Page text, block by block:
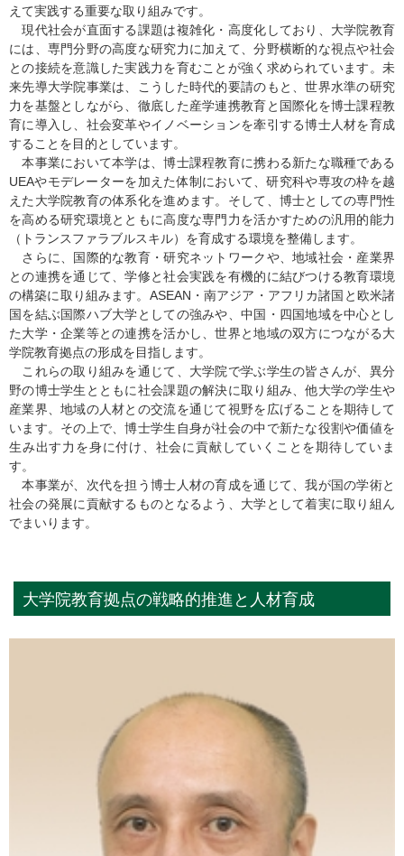
えて実践する重要な取り組みです。
現代社会が直面する課題は複雑化・高度化しており、大学院教育
には、専門分野の高度な研究力に加えて、分野横断的な視点や社会
との接続を意識した実践力を育むことが強く求められています。未
来先導大学院事業は、こうした時代的要請のもと、世界水準の研究
力を基盤としながら、徹底した産学連携教育と国際化を博士課程教
育に導入し、社会変革やイノベーションを牽引する博士人材を育成
することを目的としています。
本事業において本学は、博士課程教育に携わる新たな職種である
UEAやモデレーターを加えた体制において、研究科や専攻の枠を越
えた大学院教育の体系化を進めます。そして、博士としての専門性
を高める研究環境とともに高度な専門力を活かすための汎用的能力
（トランスファラブルスキル）を育成する環境を整備します。
さらに、国際的な教育・研究ネットワークや、地域社会・産業界
との連携を通じて、学修と社会実践を有機的に結びつける教育環境
の構築に取り組みます。ASEAN・南アジア・アフリカ諸国と欧米諸
国を結ぶ国際ハブ大学としての強みや、中国・四国地域を中心とし
た大学・企業等との連携を活かし、世界と地域の双方につながる大
学院教育拠点の形成を目指します。
これらの取り組みを通じて、大学院で学ぶ学生の皆さんが、異分
野の博士学生とともに社会課題の解決に取り組み、他大学の学生や
産業界、地域の人材との交流を通じて視野を広げることを期待して
います。その上で、博士学生自身が社会の中で新たな役割や価値を
生み出す力を身に付け、社会に貢献していくことを期待していま
す。
本事業が、次代を担う博士人材の育成を通じて、我が国の学術と
社会の発展に貢献するものとなるよう、大学として着実に取り組ん
でまいります。
大学院教育拠点の戦略的推進と人材育成